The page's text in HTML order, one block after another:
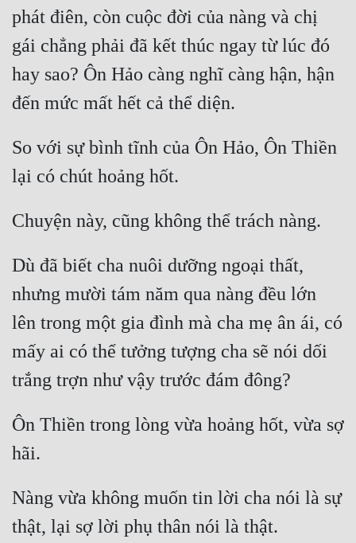
Tiên Hiệp
Tiểu Thuyết
Trinh Thám
Triều Đấu
Trùng Sinh
Trọng Sinh
Tội Phạm
Vô Địch
Võ Hiệp
Võng Du
Xuyên Nhanh
Xuyên Sách
Xuyên Thư
Điền Văn
phát điên, còn cuộc đời của nàng và chị
gái chẳng phải đã kết thúc ngay từ lúc đó
hay sao? Ôn Hảo càng nghĩ càng hận, hận
So với sự bình tĩnh của Ôn Hảo, Ôn Thiền
Dù đã biết cha nuôi dưỡng ngoại thất,
nhưng mười tám năm qua nàng đều lớn
lên trong một gia đình mà cha mẹ ân ái, có
mấy ai có thể tưởng tượng cha sẽ nói dối
Ôn Thiền trong lòng vừa hoảng hốt, vừa sợ
Nàng vừa không muốn tin lời cha nói là sự